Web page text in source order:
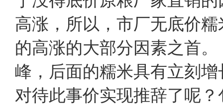
高涨，所以，市厂无底价
的高涨的大部分因素之首
峰，后面的糯米具有立刻
对待此事价实现推辞了呢